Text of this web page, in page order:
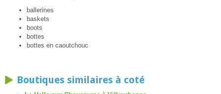
ballerines
baskets
boots
bottes
bottes en caoutchouc
Boutiques similaires à coté